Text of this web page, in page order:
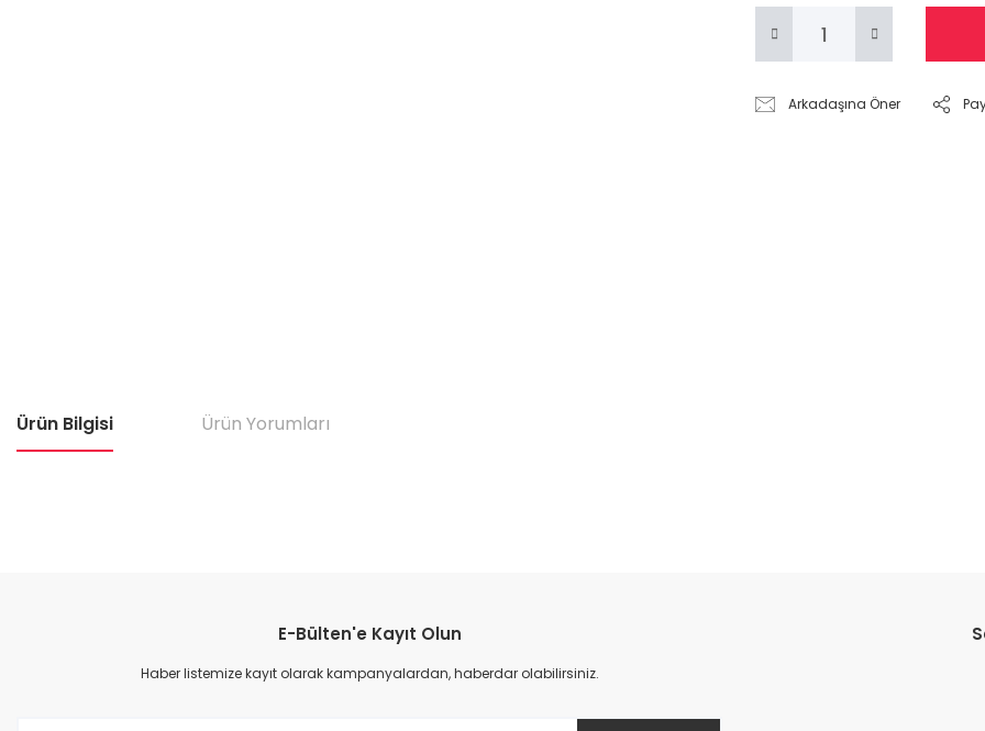
Arkadaşına Öner
Ürün Bilgisi Ürün Yorumları
E-Bülten'e Kayıt Olun
Haber listemize kayıt olarak kampanyalardan, haberdar olabilirsiniz.